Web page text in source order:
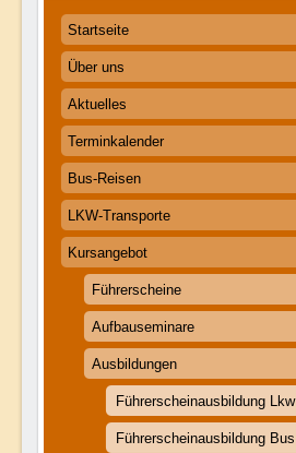
Startseite
Über uns
Aktuelles
Terminkalender
Bus-Reisen
LKW-Transporte
Kursangebot
Führerscheine
Aufbauseminare
Ausbildungen
Führerscheinausbildung Lkw
Führerscheinausbildung Bus